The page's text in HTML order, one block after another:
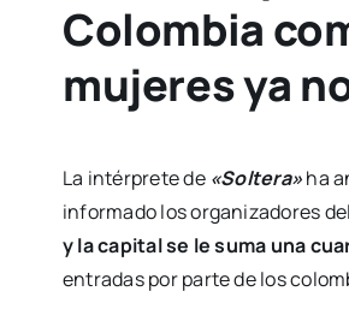
Colombia
mujeres ya
La intérprete de «Soltera»ha
informado los organizadores
y la capital se le suma una
entradas por parte de los